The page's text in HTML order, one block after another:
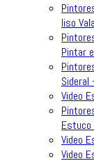
liso
Pintar
Sideral
Video
Estuco
Video
Video